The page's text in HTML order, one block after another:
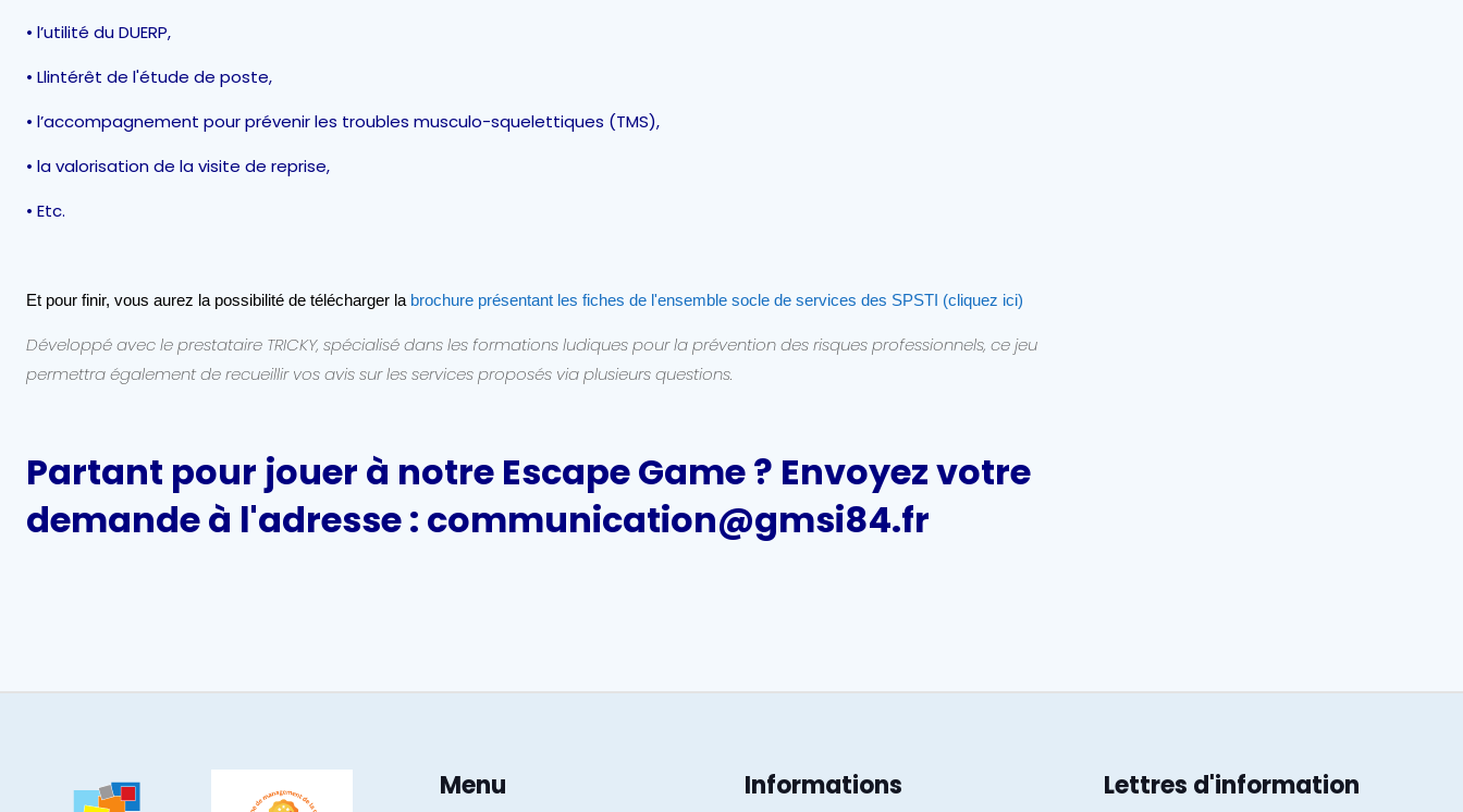
• l’utilité du DUERP,
• Llintérêt de l'étude de poste,
• l’accompagnement pour prévenir les troubles musculo-squelettiques (TMS),
• la valorisation de la visite de reprise,
• Etc.
Et pour finir, vous aurez la possibilité de télécharger la brochure présentant les fiches de l'ensemble socle de services des SPSTI (cliquez ici)
Développé avec le prestataire TRICKY, spécialisé dans les formations ludiques pour la prévention des risques professionnels, ce jeu
permettra également de recueillir vos avis sur les services proposés via plusieurs questions.
Partant pour jouer à notre Escape Game ? Envoyez votre
demande à l'adresse : communication@gmsi84.fr
Menu Informations Lettres d'information